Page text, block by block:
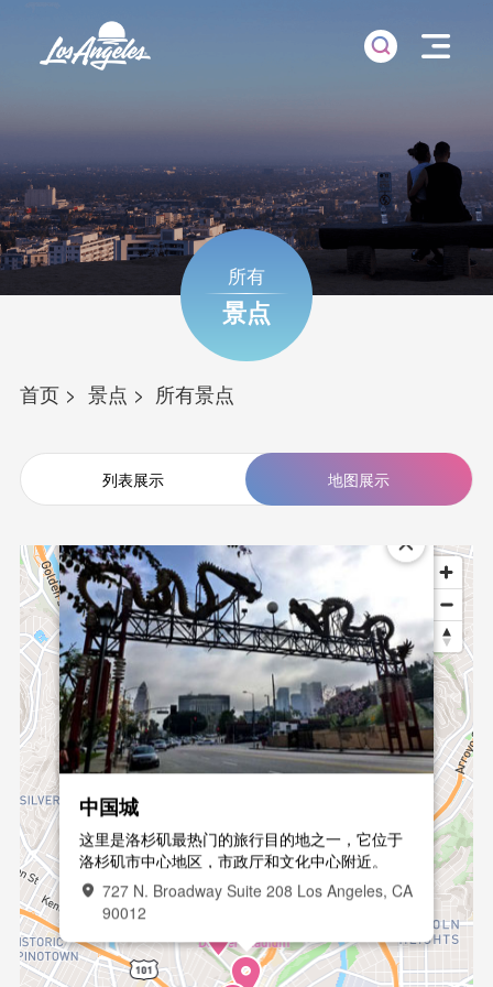
所有
景点
首页 景点 所有景点
列表展示 地图展示
中国城
这里是洛杉矶最热门的旅行目的地之一，它位于
洛杉矶市中心地区，市政厅和文化中心附近。
727 N. Broadway Suite 208 Los Angeles, CA
90012